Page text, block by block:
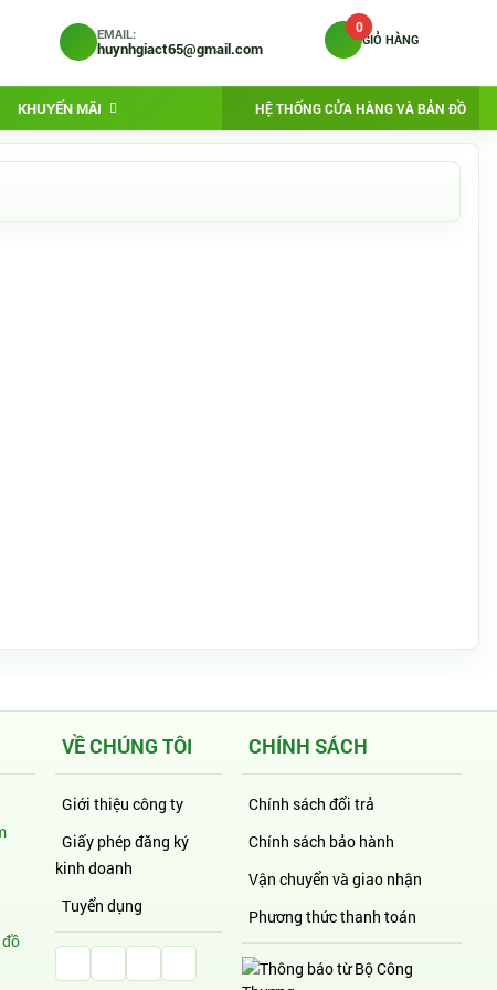
EMAIL:
huynhgiact65@gmail.com
0
GIỎ HÀNG
KHUYẾN MÃI HỆ THỐNG CỬA HÀNG VÀ BẢN ĐỒ
VỀ CHÚNG TÔI
Giới thiệu công ty
Giấy phép đăng ký
kinh doanh
Tuyển dụng
Facebook Huỳnh Gia Alpha
LinkedIn Huỳnh Gia Alpha
YouTube Huỳnh Gia Alpha
Twitter Huỳnh Gia Alpha
CHÍNH SÁCH
Chính sách đổi trả
Chính sách bảo hành
Vận chuyển và giao nhận
Phương thức thanh toán